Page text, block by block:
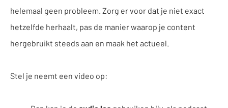
helemaal geen probleem. Zorg er voor dat je niet exact
hetzelfde herhaalt, pas de manier waarop je content
hergebruikt steeds aan en maak het actueel.
Stel je neemt een video op: